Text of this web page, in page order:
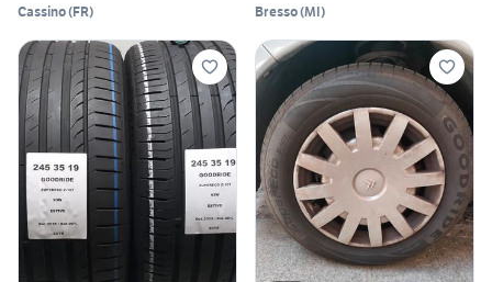
Cassino(FR) Bresso(MI)